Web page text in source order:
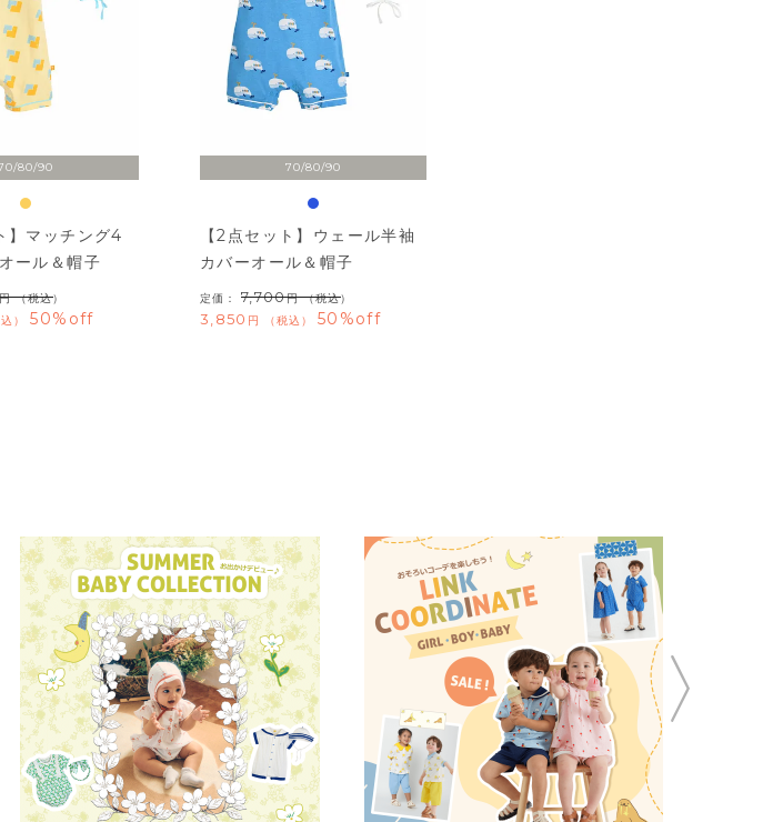
80/90
】マッチング4
ール＆帽子
（税込）
50%off
70/80/90
【2点セット】ウェール半袖
カバーオール＆帽子
定価： 7,700 （税込）
3,850 税込 50%off